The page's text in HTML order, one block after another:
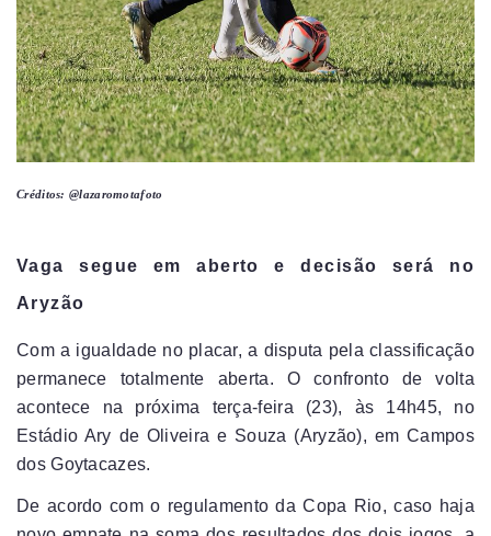
Créditos: @lazaromotafoto
Vaga segue em aberto e decisão será no
Aryzão
Com a igualdade no placar, a disputa pela classificação
permanece totalmente aberta. O confronto de volta
acontece na próxima terça-feira (23), às 14h45, no
Estádio Ary de Oliveira e Souza (Aryzão), em Campos
dos Goytacazes.
De acordo com o regulamento da Copa Rio, caso haja